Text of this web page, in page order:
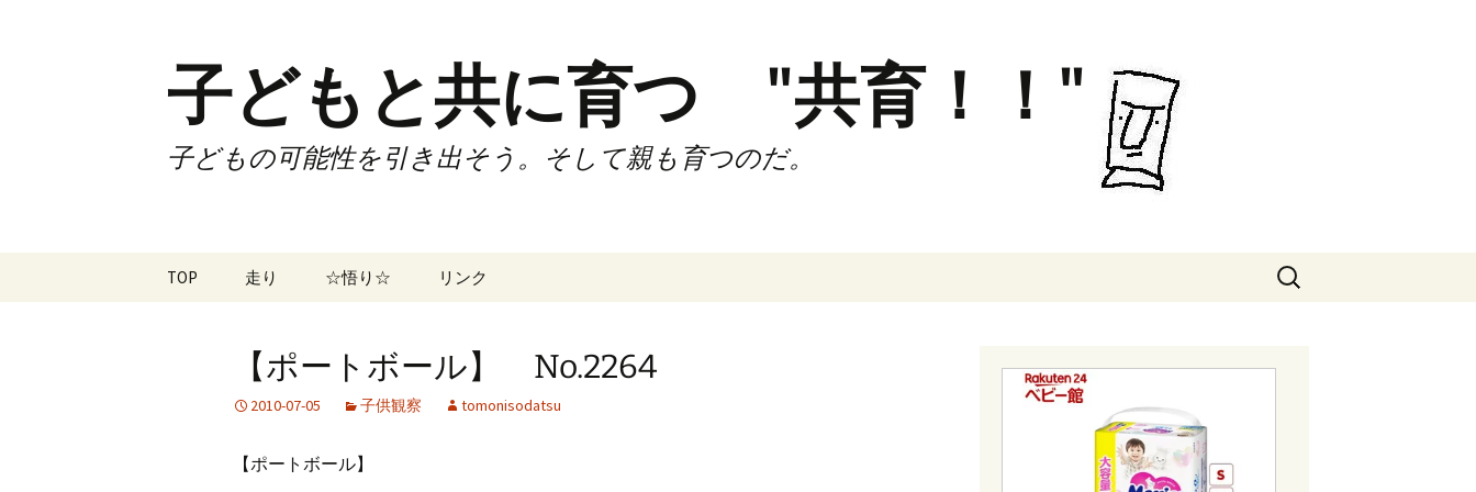
子どもと共に育つ "共育！！"
子どもの可能性を引き出そう。そして親も育つのだ。
TOP 走り
試合
☆悟り☆ リンク
検
索:
【ポートボール】 No.2264
2010-07-05 子供観察 tomonisodatsu
【ポートボール】